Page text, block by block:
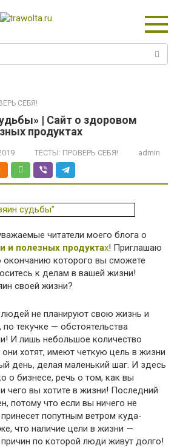
СЕБЯ!
| Сайт о здоровом
продуктах
ТЕСТЫ: ПРОВЕРЬ СЕБЯ! admin
читатели моего блога о
и полезных продуктах! Приглашаю
окончанию которого вы сможете
к делам в вашей жизни!
своей жизни?
людей не планируют свою жизнь и
по текучке — обстоятельства
И лишь небольшое количество
хотят, имеют четкую цель в жизни
день, делая маленький шаг. И здесь
о бизнесе, речь о том, как вы
чего вы хотите в жизни! Последний
потому что если вы ничего не
принесет попутным ветром куда-
что наличие цели в жизни —
по которой люди живут долго!